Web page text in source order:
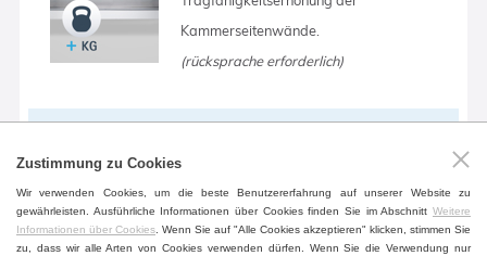
Kammerseitenwände.
(rücksprache erforderlich)
zur höheren Flexibilität inklusive der
Fächer fürs Dokumentablegen.
Zustimmung zu Cookies
Wir verwenden Cookies, um die beste Benutzererfahrung auf unserer Website zu
gewährleisten. Ausführliche Informationen über Cookies finden Sie im Abschnitt Weitere
Informationen über Cookies . Wenn Sie auf "Alle Cookies akzeptieren" klicken, stimmen Sie
zu, dass wir alle Arten von Cookies verwenden dürfen. Wenn Sie die Verwendung nur